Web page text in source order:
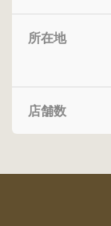
所在地
店舗数